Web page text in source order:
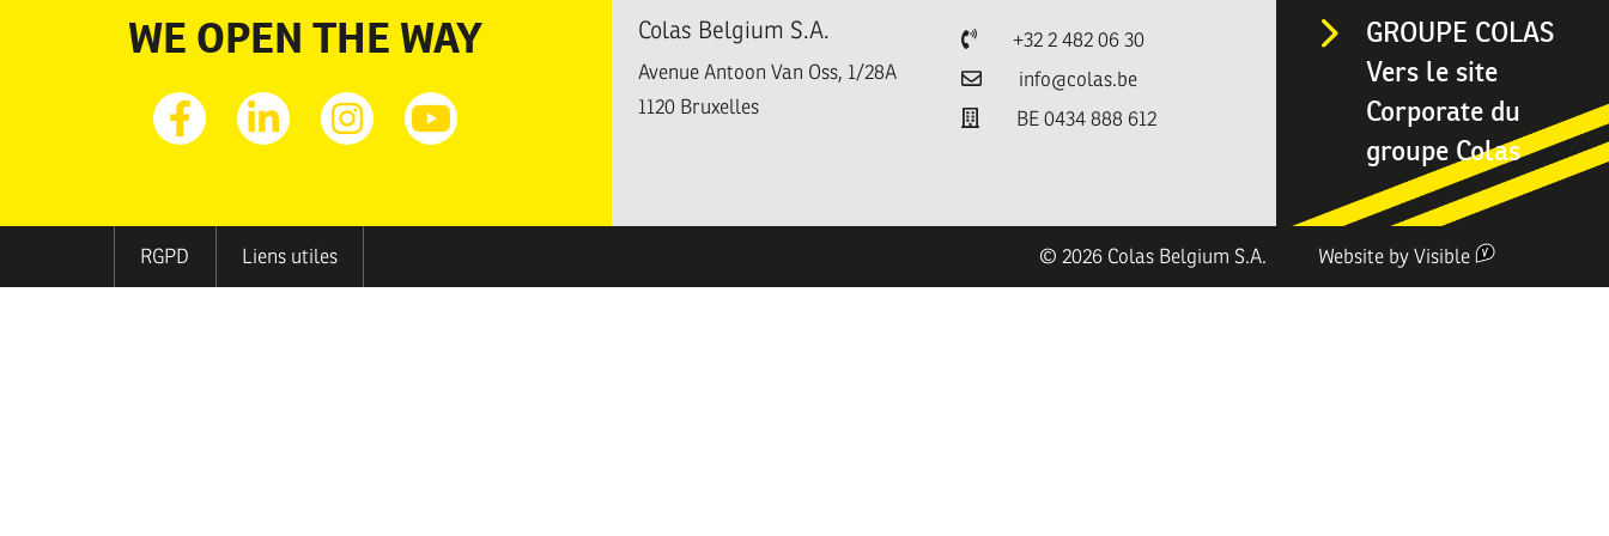
WE OPEN THE WAY
FacebookLinkedinInstagramYoutube
Colas Belgium S.A.
Avenue Antoon Van Oss, 1/28A
1120 Bruxelles
Téléphone
+32 2 482 06 30
Emailinfo@colas.be
BE 0434 888 612
GROUPE COLAS
Vers le site
Corporate du
groupe Colas
MENU
PIED
RGPD Liens utiles © 2026 Colas Belgium S.A. Website by Visible